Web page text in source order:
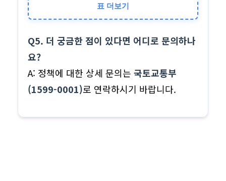
영도구, 사하구, 부산
진구, 동래구, 해운대
표 더보기
Q5. 더 궁금한 점이 있다면 어디로 문의하나
요?
A: 정책에 대한 상세 문의는국토교통부
(1599-0001)로 연락하시기 바랍니다.